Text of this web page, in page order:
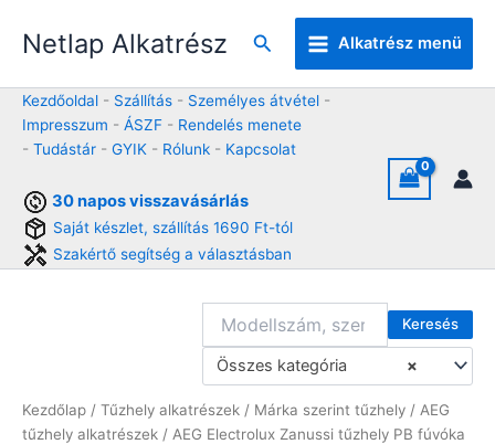
Netlap Alkatrész Keresés Alkatrész menü
Kezdőoldal - Szállítás - Személyes átvétel -
Impresszum - ÁSZF - Rendelés menete
- Tudástár - GYIK - Rólunk - Kapcsolat
30 napos visszavásárlás
Saját készlet, szállítás 1690 Ft-tól
Szakértő segítség a választásban
Keresés
×
Összes kategória
Kezdőlap / Tűzhely alkatrészek / Márka szerint tűzhely / AEG
tűzhely alkatrészek / AEG Electrolux Zanussi tűzhely PB fúvóka